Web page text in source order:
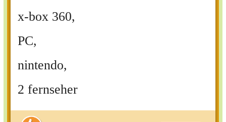
x-box 360,
PC,
nintendo,
2 fernseher